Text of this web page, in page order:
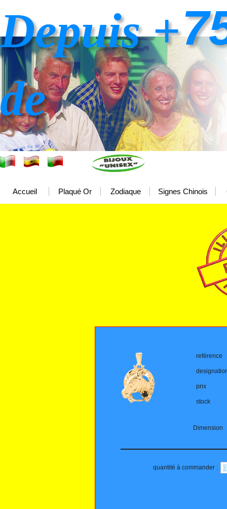
Accueil Plaqué Or Zodiaque Signes Chinois
Depuis +
de
reférence
prix
stock
Dimension
quantité à commander :